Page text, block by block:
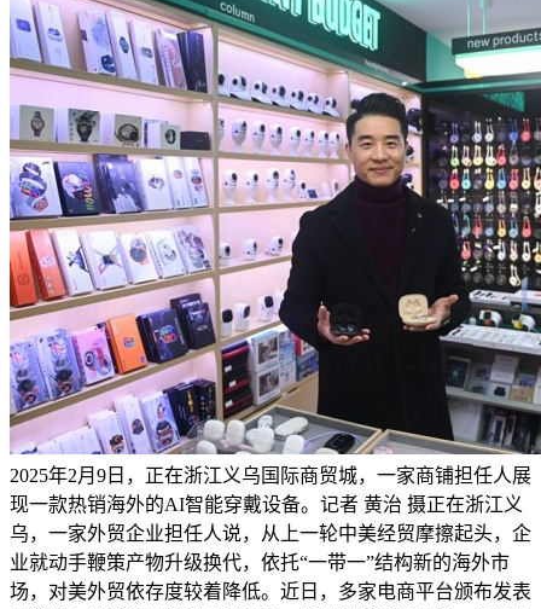
2025年2月9日，正在浙江义乌国际商贸城，一家商铺担任人展
现一款热销海外的AI智能穿戴设备。记者 黄治 摄正在浙江义
乌，一家外贸企业担任人说，从上一轮中美经贸摩擦起头，企
业就动手鞭策产物升级换代，依托“一带一”结构新的海外市
场，对美外贸依存度较着降低。近日，多家电商平台颁布发表